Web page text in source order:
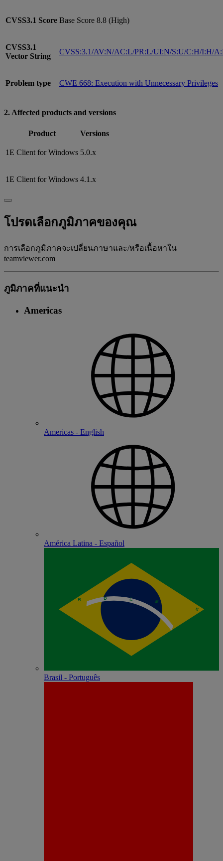
CVSS3.1 Score Base Score 8.8 (High)
CVSS3.1
Vector String
CVSS:3.1/AV:N/AC:L/PR:L/UI:N/S:U/C:H/I:H/
Problem type CWE 668: Execution with Unnecessary Privileges
2. Affected products and versions
Product Versions
1E Client for Windows 5.0.x
1E Client for Windows 4.1.x
โปรดเลือกภูมิภาคของคุณ
การเลือกภูมิภาคจะเปลี่ยนภาษาและ/หรือเนื้อหาใน
teamviewer.com
ภูมิภาคที่แนะนํา
Americas
Americas - English
América Latina - Español
Brasil - Português